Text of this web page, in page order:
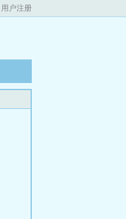
用户注册